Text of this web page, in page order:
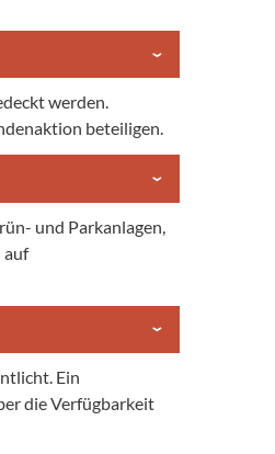
werden.
beteiligen.
und Parkanlagen,
auf
Ein
die Verfügbarkeit